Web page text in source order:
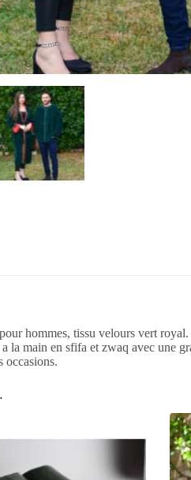
hommes, tissu velours vert royal.
la main en sfifa et zwaq avec une
occasions.